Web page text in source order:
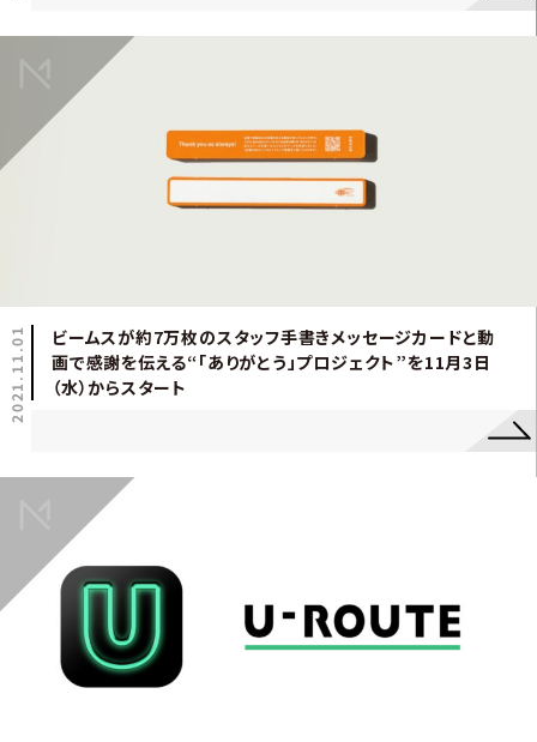
2021.11.01
ビームスが約7万枚のスタッフ手書きメッセージカードと動
画で感謝を伝える“「ありがとう」プロジェクト”を11月3日
（水）からスタート